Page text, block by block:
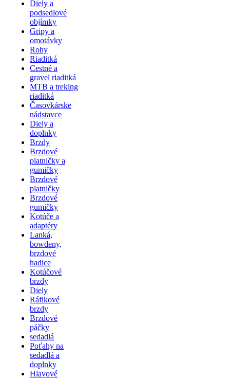
Diely a
podsedlové
objímky
Gripy a
omotávky
Rohy
Riaditká
Cestné a
gravel riaditká
MTB a treking
riaditká
Časovkárske
nádstavce
Diely a
doplnky
Brzdy
Brzdové
platničky a
gumičky
Brzdové
platničky
Brzdové
gumičky
Kotúče a
adaptéry
Lanká,
bowdeny,
brzdové
hadice
Kotúčové
brzdy
Diely
Ráfikové
brzdy
Brzdové
páčky
sedadlá
Poťahy na
sedadlá a
doplnky
Hlavové